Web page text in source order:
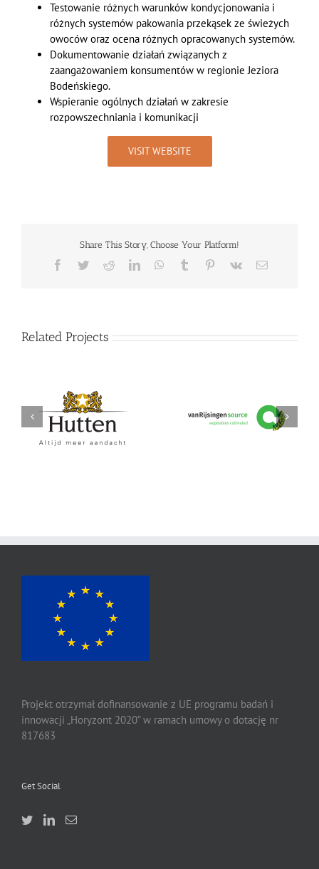
Testowanie różnych warunków kondycjonowania i
różnych systemów pakowania przekąsek ze świeżych
owoców oraz ocena różnych opracowanych systemów.
Dokumentowanie działań związanych z
zaangażowaniem konsumentów w regionie Jeziora
Bodeńskiego.
Wspieranie ogólnych działań w zakresie
rozpowszechniania i komunikacji
VISIT WEBSITE
Share This Story, Choose Your Platform!
Facebook
TwitterRedditLinkedInWhatsApp
Tumblr Pinterest
Vk Email
Related Projects
Hutten vanRijsingeningredients
Projekt otrzymał dofinansowanie z UE programu badań i
innowacji „Horyzont 2020” w ramach umowy o dotację nr
817683
Get Social